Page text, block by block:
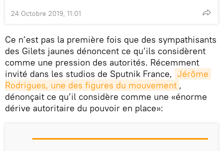
24 Octobre 2019, 11:01
Ce n’est pas la première fois que des sympathisants
des Gilets jaunes dénoncent ce qu’ils considèrent
comme une pression des autorités. Récemment
invité dans les studios de Sputnik France, Jérôme
Rodrigues, une des figures du mouvement ,
dénonçait ce qu’il considère comme une «énorme
dérive autoritaire du pouvoir en place»: